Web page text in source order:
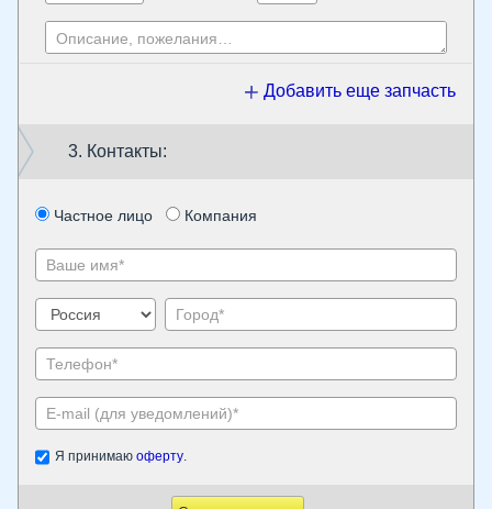
Добавить еще запчасть
3. Контакты:
Частное лицо Компания
Я принимаю оферту.